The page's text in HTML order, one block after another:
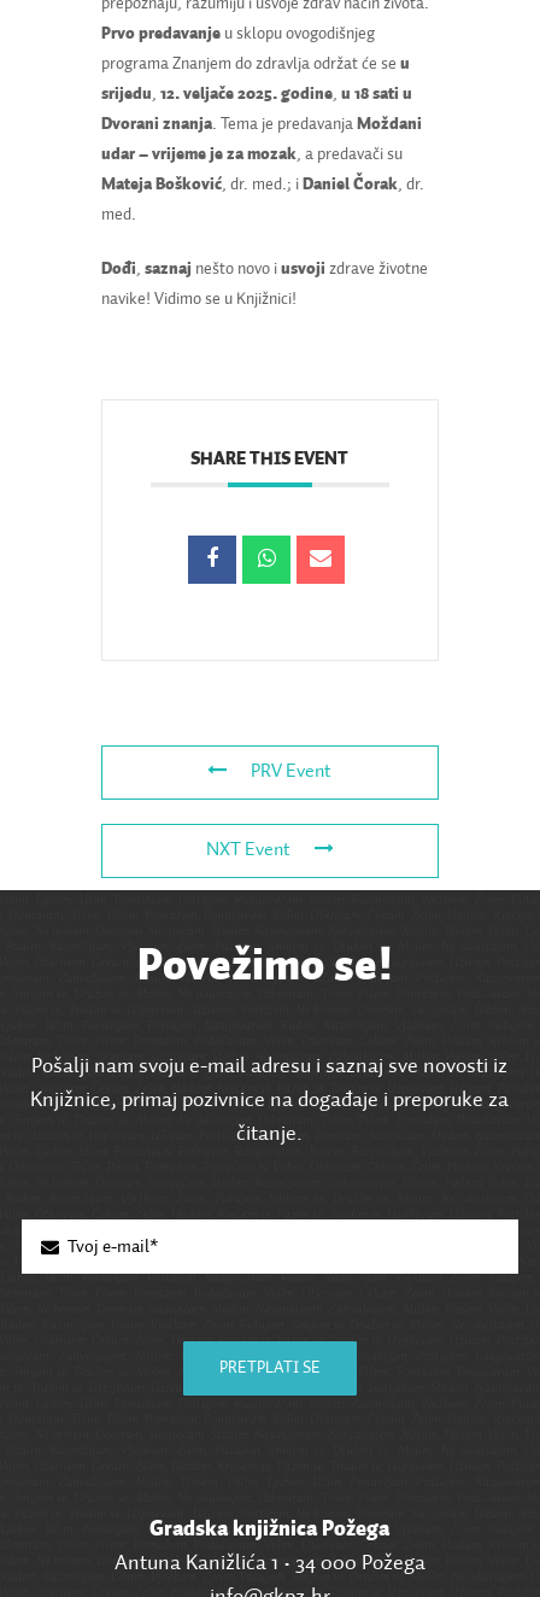
Prvo predavanjeu sklopu ovogodišnjeg
programa Znanjem do zdravlja održat će se u
srijedu 12. veljače 2025. godine, u 18 sati u
Dvorani znanja. Tema je predavanja Moždani
udar – vrijeme je za mozak , a predavači su
Mateja Bošković, dr. med.; iDaniel Čorak , dr.
med.
Dođi saznaj nešto novo i usvoji zdrave životne
navike! Vidimo se u Knjižnici!
SHARE THIS EVENT
PRV Event
NXT Event
Povežimo se!
Pošalji nam svoju e-mail adresu i saznaj sve novosti iz
Knjižnice, primaj pozivnice na događaje i preporuke za
čitanje.
PRETPLATI SE
Gradska knjižnica Požega
Antuna Kanižlića 1 • 34 000 Požega